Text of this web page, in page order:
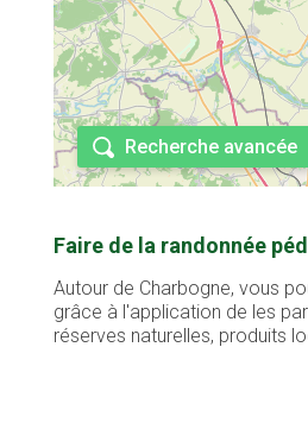
Recherche avancée
Faire de la randonnée
Autour de Charbogne, vous
grâce à l'application de les
réserves naturelles, produits